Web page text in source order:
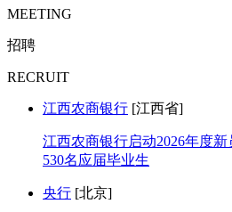
MEETING
招聘
RECRUIT
江西农商银行 [江西省]
江西农商银行启动2026年度
530名应届毕业生
央行 [北京]